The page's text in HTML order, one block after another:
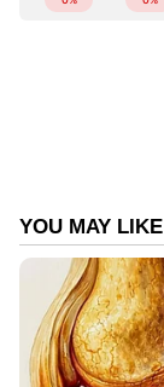
വരുന്നത്.
സംഭഷണം 30
നേതാക്കളെ